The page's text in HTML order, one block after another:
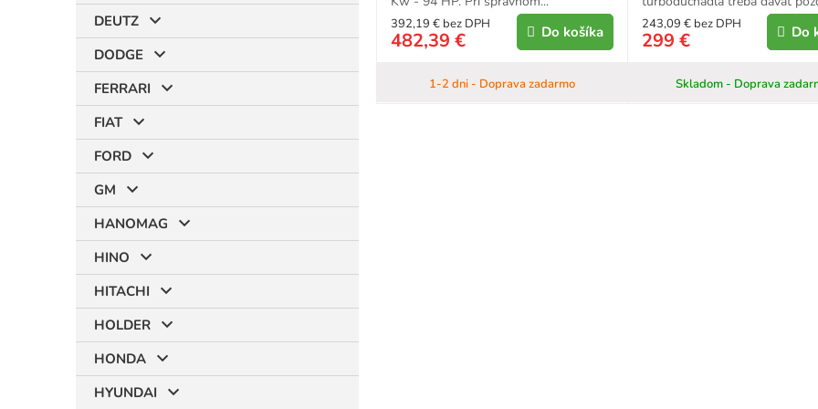
DEUTZ
DODGE
FERRARI
FIAT
FORD
GM
HANOMAG
HINO
HITACHI
HOLDER
HONDA
HYUNDAI
1-2 dni - Doprava zadarmo
392,19 € bez DPH
482,39 € Do košíka
Skladom - Doprava
243,09 € bez DPH
299 € Do